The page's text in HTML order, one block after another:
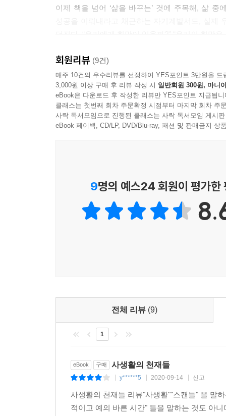
이제 책을 넘어 ‘삶을 바꾸는’ 것에 주목해, 삶
던진다. “우리에게 희망이 있을까?” “우리의 희망
저자는 이 책에서 그녀가 사랑하는 여덟 명의 친
우리가 보게 되는 희망은, 가장 현실적이고 아주
▣ 사생활의 재발견, 변화의 출발점
우리에게 희망이 있고 미래가 있다면 그것은 우리
것은 곧 우리가 우리의 인생을 ‘제대로’ 살아보
바뀐다. 그것이 진정한 희망이다.
▣ 사생활 - 자신에 대해서
세상이 원하는 것과 내가 원하는 것 사이에, 의미
이루면서 살 수 있을까? 진정 내가 원하고 의미
저자는 자연 다큐멘터리 박수용 감독의 이야기
잠잠히 기다리면서 자연스럽게 깨달았다. 낮
회원리뷰 (9건)
매주 10건의 우수리뷰를 선정하여 YES포인트 3만원을 드
3,000원 이상 구매 후 리뷰 작성 시 일반회원 300원, 마니
eBook은 다운로드 후 작성한 리뷰만 YES포인트 지급됩니
클래스는 첫번째 회차 주문확정 시점부터 마지막 회차 주
사락 독서모임으로 진행된 클래스는 사락 독서모임 게시
eBook 페이백, CD/LP, DVD/Blu-ray, 패션 및 판매금지 상
9명의 예스24 회원이 평가한
전체 리뷰 (9)
1
eBook 구매 사생활의 천재들
y******5 2020-09-14 신고
사생활의 천재들 리뷰"사생활""스캔들" 을 말
적이고 예의 바른 시간" 들을 말하는 것도 아